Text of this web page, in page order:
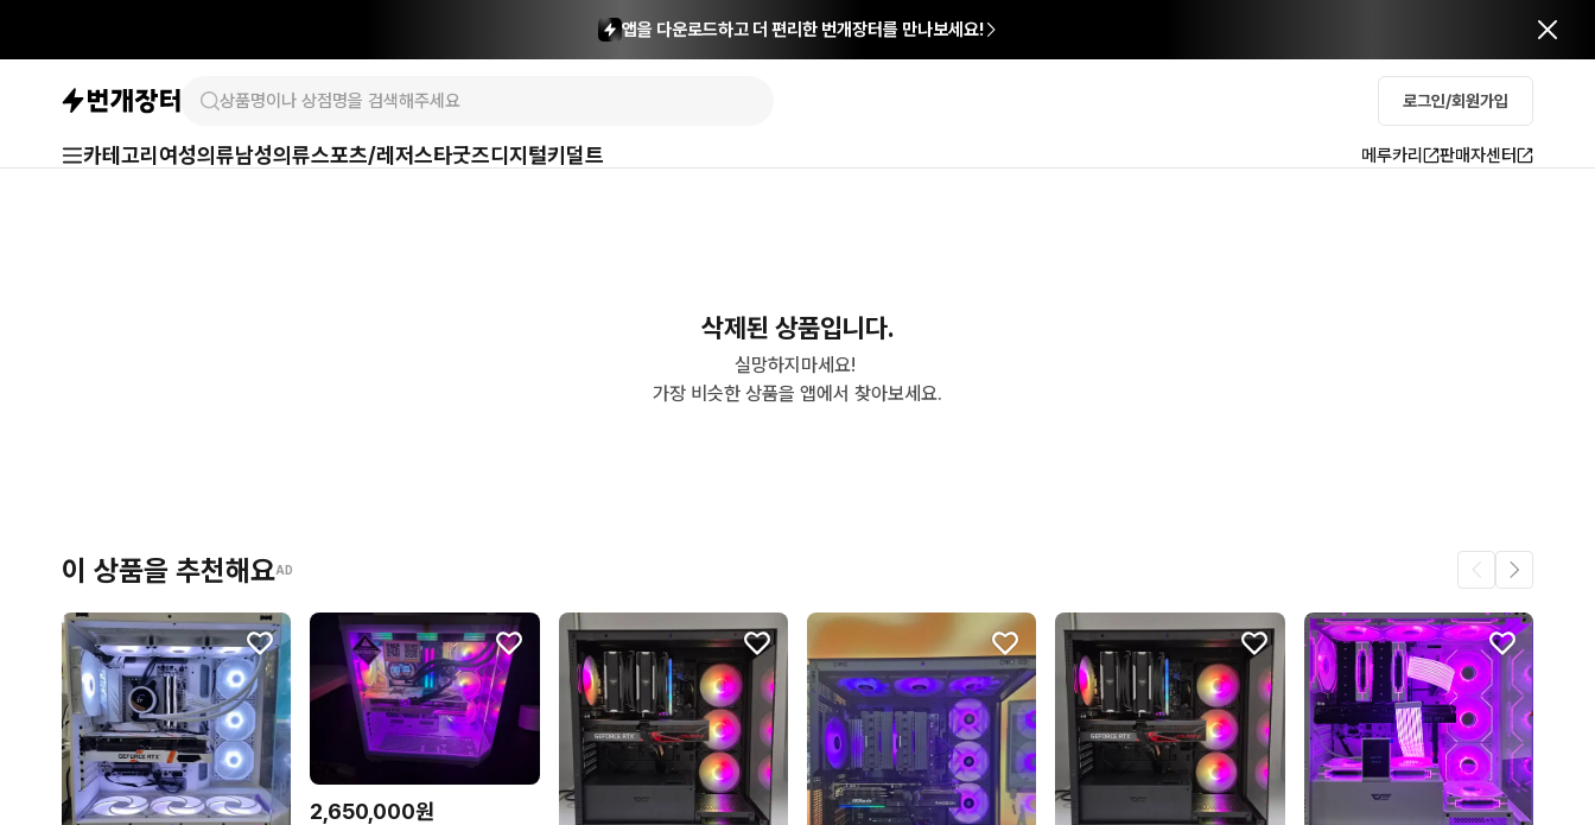
앱을 다운로드하고 더 편리한 번개장터를 만나보세요!
로그인/회원가입
카테고리 여성의류남성의류스포츠/레저스타굿즈디지털키덜트 메루카리 판매자센터
삭제된 상품입니다.
실망하지마세요!
가장 비슷한 상품을 앱에서 찾아보세요.
이 상품을 추천해요AD
2,650,000원